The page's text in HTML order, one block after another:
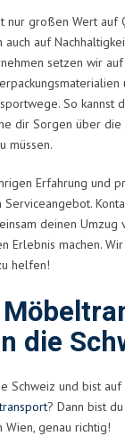
nur großen Wert auf
auf
setzen wir auf
So kannst
dir Sorgen über die
müssen.
Erfahrung und
deinen Umzug
Erlebnis machen.
helfen!
die
Schweiz und bist auf
? Dann bist
Wien, genau richtig!